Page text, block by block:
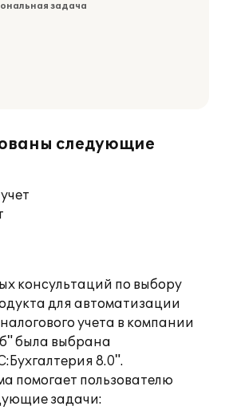
задача
следующие
консультаций по выбору
для автоматизации
учета в компании
была выбрана
8.0".
помогает пользователю
задачи: